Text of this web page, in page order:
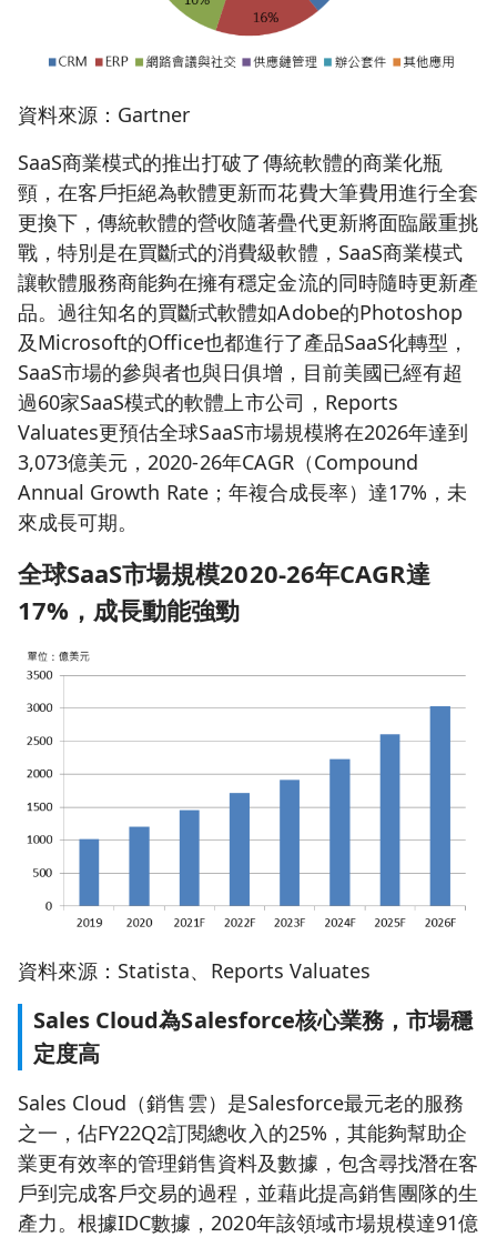
資料來源：Gartner
SaaS商業模式的推出打破了傳統軟體的商業化瓶
頸，在客戶拒絕為軟體更新而花費大筆費用進行全套
更換下，傳統軟體的營收隨著疊代更新將面臨嚴重挑
戰，特別是在買斷式的消費級軟體，SaaS商業模式
讓軟體服務商能夠在擁有穩定金流的同時隨時更新產
品。過往知名的買斷式軟體如Adobe的Photoshop
及Microsoft的Office也都進行了產品SaaS化轉型，
SaaS市場的參與者也與日俱增，目前美國已經有超
過60家SaaS模式的軟體上市公司，Reports
Valuates更預估全球SaaS市場規模將在2026年達到
3,073億美元，2020-26年CAGR（Compound
Annual Growth Rate；年複合成長率）達17%，未
來成長可期。
全球SaaS市場規模2020-26年CAGR達
17% ，成長動能強勁
資料來源：Statista、Reports Valuates
Sales Cloud為Salesforce核心業務，市場穩
定度高
Sales Cloud（銷售雲）是Salesforce最元老的服務
之一，佔FY22Q2訂閱總收入的25%，其能夠幫助企
業更有效率的管理銷售資料及數據，包含尋找潛在客
戶到完成客戶交易的過程，並藉此提高銷售團隊的生
產力。根據IDC數據，2020年該領域市場規模達91億